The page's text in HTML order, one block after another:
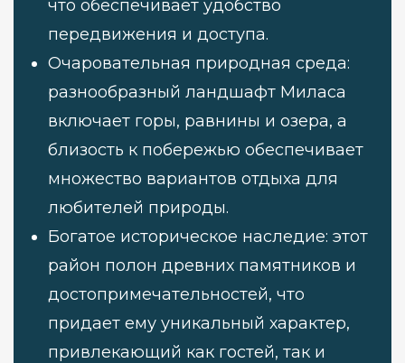
что обеспечивает удобство
передвижения и доступа.
Очаровательная природная среда:
разнообразный ландшафт Миласа
включает горы, равнины и озера, а
близость к побережью обеспечивает
множество вариантов отдыха для
любителей природы.
Богатое историческое наследие: этот
район полон древних памятников и
достопримечательностей, что
придает ему уникальный характер,
привлекающий как гостей, так и